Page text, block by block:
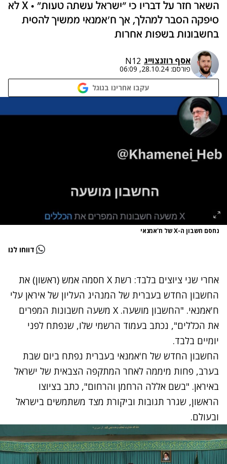
השאר חזר על דבריו כי "ישראל עשתה טעות" • X לא
סיפקה הסבר למהלך, אך ח'אמנאי ממשיך להסית
בחשבונות בשפות אחרות
אסף רוזנצוייג N12
פורסם: 28.10.24, 06:09
עקבו אחרינו בגוגל
נחסם חשבון ה-X של ח'אמנאי
דווחו לנו
אחרי שני ציוצים בלבד: רשת X חסמה אמש (ראשון) את
החשבון החדש בעברית של המנהיג העליון של איראן עלי
ח'אמנאי. "החשבון מושעה. X משעה חשבונות המפרים
את הכללים", נכתב בעמוד הרשמי שלו, שנפתח לפני
יומיים בלבד.
החשבון החדש של ח'אמנאי בעברית נפתח ביום שבת
בערב, פחות מיממה לאחר המתקפה הצבאית של ישראל
באיראן. "בשם אללה הרחמן והרחום", כתב בציוצו
הראשון, שגרר תגובות וביקורת מצד משתמשים בישראל
ובעולם.